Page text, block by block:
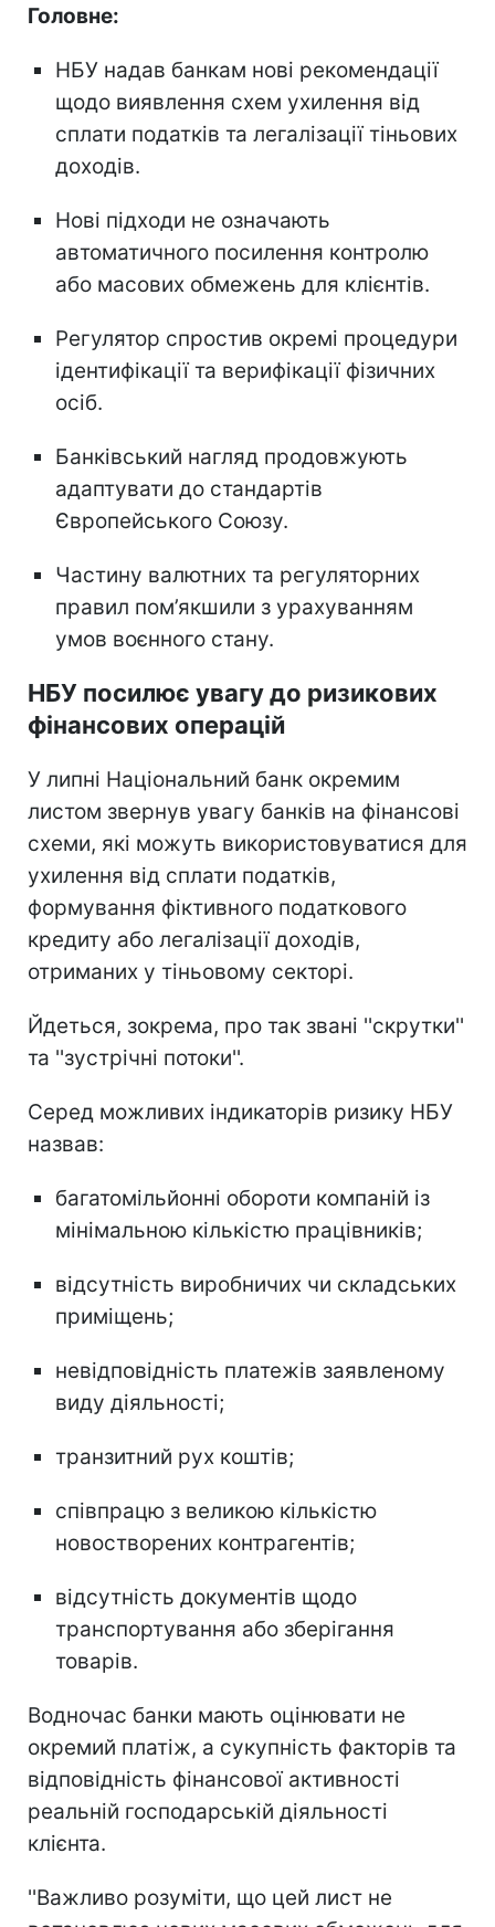
Головне:
НБУ надав банкам нові рекомендації
щодо виявлення схем ухилення від
сплати податків та легалізації тіньових
доходів.
Нові підходи не означають
автоматичного посилення контролю
або масових обмежень для клієнтів.
Регулятор спростив окремі процедури
ідентифікації та верифікації фізичних
осіб.
Банківський нагляд продовжують
адаптувати до стандартів
Європейського Союзу.
Частину валютних та регуляторних
правил пом’якшили з урахуванням
умов воєнного стану.
НБУ посилює увагу до ризикових
фінансових операцій
У липні Національний банк окремим
листом звернув увагу банків на фінансові
схеми, які можуть використовуватися для
ухилення від сплати податків,
формування фіктивного податкового
кредиту або легалізації доходів,
отриманих у тіньовому секторі.
Йдеться, зокрема, про так звані ''скрутки''
та ''зустрічні потоки''.
Серед можливих індикаторів ризику НБУ
назвав:
багатомільйонні обороти компаній із
мінімальною кількістю працівників;
відсутність виробничих чи складських
приміщень;
невідповідність платежів заявленому
виду діяльності;
транзитний рух коштів;
співпрацю з великою кількістю
новостворених контрагентів;
відсутність документів щодо
транспортування або зберігання
товарів.
Водночас банки мають оцінювати не
окремий платіж, а сукупність факторів та
відповідність фінансової активності
реальній господарській діяльності
клієнта.
''Важливо розуміти, що цей лист не